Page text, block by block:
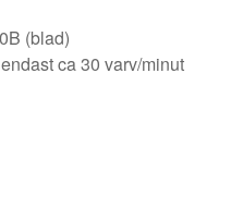
(blad)
ca 30 varv/minut